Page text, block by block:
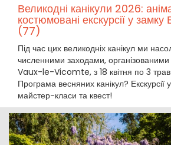
Великодні канікули 2026:
костюмовані екскурсії у
(77)
Під час цих великодніх канікул ми
численними заходами,
Vaux-le-Vicomte, з 18 квітня по 3
Програма весняних канікул? Екскурсії
майстер-класи та квест!